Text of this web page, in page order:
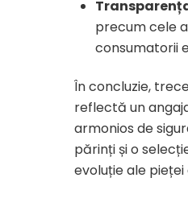
precum cele
consumatorii
În concluzie,
reflectă un
armonios de
părinți și o
evoluție ale pieței